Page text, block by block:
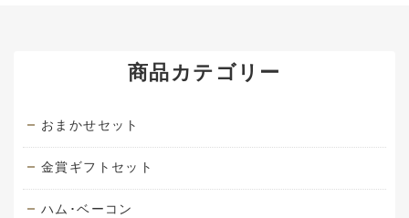
商品カテゴリー
おまかせセット
金賞ギフトセット
ハム･ベーコン